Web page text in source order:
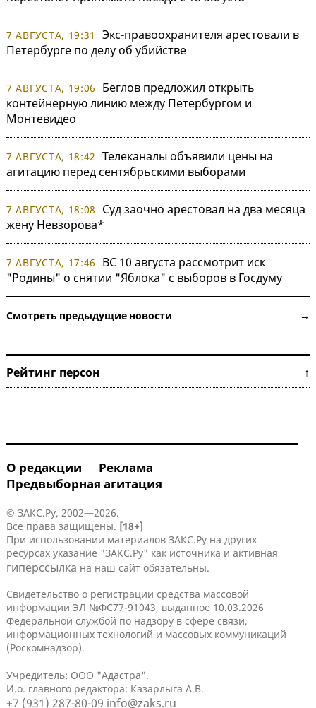
7 АВГУСТА, 19:31
Экс-правоохранителя арестовали в
Петербурге по делу об убийстве
7 АВГУСТА, 19:06
Беглов предложил открыть
контейнерную линию между Петербургом и
Монтевидео
7 АВГУСТА, 18:42 Телеканалы объявили цены на
агитацию перед сентябрьскими выборами
7 АВГУСТА, 18:08
Суд заочно арестовал на два месяца
жену Невзорова*
7 АВГУСТА, 17:46
ВС 10 августа рассмотрит иск
"Родины" о снятии "Яблока" с выборов в Госдуму
Смотреть предыдущие новости →
Рейтинг персон ↑
О редакции
Реклама
Предвыборная агитация
© ЗАКС.Ру, 2002—2026.
Все права защищены. [18+]
При использовании материалов ЗАКС.Ру на других
ресурсах указание "ЗАКС.Ру" как источника и активная
гиперссылка на наш сайт обязательны.
Свидетельство о регистрации средства массовой
информации ЭЛ №ФС77-91043, выданное 10.03.2026
Федеральной службой по надзору в сфере связи,
информационных технологий и массовых коммуникаций
(Роскомнадзор).
Учредитель: ООО "Адастра".
И.о. главного редактора: Казарлыга А.В.
+7 (931) 287-80-09 info@zaks.ru